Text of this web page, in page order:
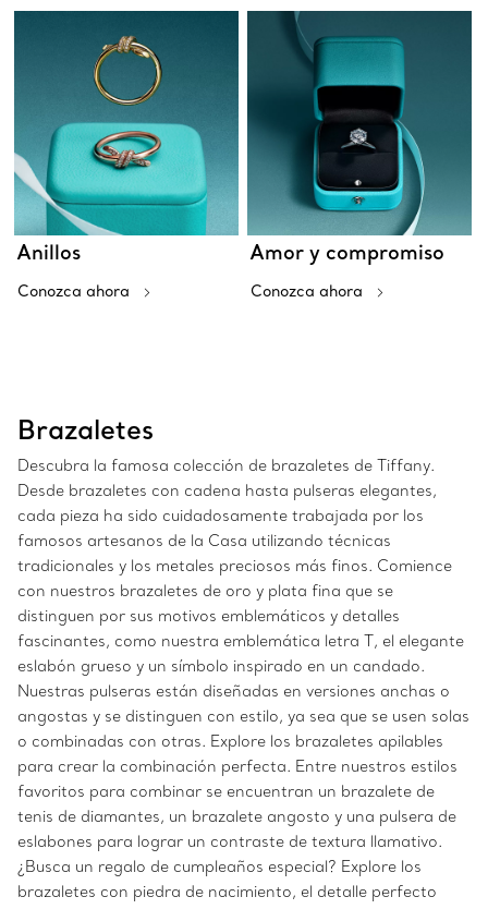
Anillos
Conozca ahora
Amor y compromiso
Conozca ahora
Brazaletes
Descubra la famosa colección de brazaletes de Tiffany.
Desde brazaletes con cadena hasta pulseras elegantes,
cada pieza ha sido cuidadosamente trabajada por los
famosos artesanos de la Casa utilizando técnicas
tradicionales y los metales preciosos más finos. Comience
con nuestros brazaletes de oro y plata fina que se
distinguen por sus motivos emblemáticos y detalles
fascinantes, como nuestra emblemática letra T, el elegante
eslabón grueso y un símbolo inspirado en un candado.
Nuestras pulseras están diseñadas en versiones anchas o
angostas y se distinguen con estilo, ya sea que se usen solas
o combinadas con otras. Explore los brazaletes apilables
para crear la combinación perfecta. Entre nuestros estilos
favoritos para combinar se encuentran un brazalete de
tenis de diamantes, un brazalete angosto y una pulsera de
eslabones para lograr un contraste de textura llamativo.
¿Busca un regalo de cumpleaños especial? Explore los
brazaletes con piedra de nacimiento, el detalle perfecto